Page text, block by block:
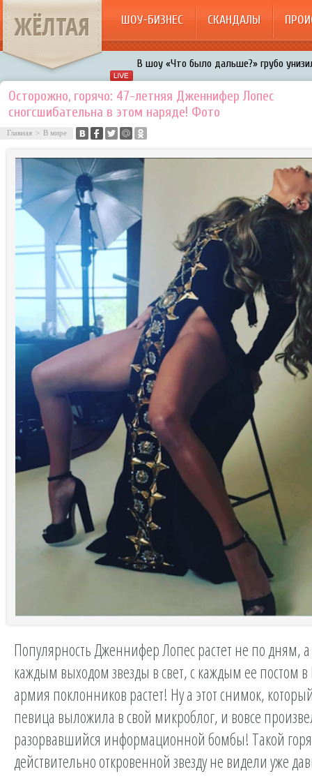
ЖЁЛТАЯ ШОУ-БИЗНЕС СКАНДАЛЫ
В шоу «Что было дальше?» грубо
Авербух зарождает в Бузовой новый
«Мужик на 200%»: Тарзан признался,
воровками
Галкин променял Дроботенко на
Расстались Энрике Иглесиас и Анна
Осторожно, горячо: 47-летняя Дженнифер Лопес
сногсшибательна в этом наряде! Фото
Главная > В мире
Популярность Дженнифер Лопес растет не по дням,
каждым выходом звезды в свет, с каждым ее постом
армия поклонников растет! Ну а этот снимок,
певица выложила в свой микроблог, и вовсе
разорвавшийся информационной бомбы! Такой
действительно откровенной звезду не видели уже